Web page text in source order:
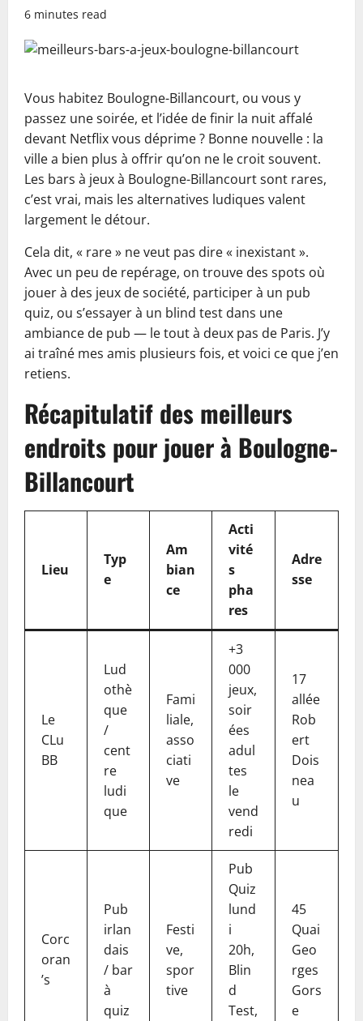
6 minutes read
Vous habitez Boulogne-Billancourt, ou vous y
passez une soirée, et l’idée de finir la nuit affalé
devant Netflix vous déprime ? Bonne nouvelle : la
ville a bien plus à offrir qu’on ne le croit souvent.
Les bars à jeux à Boulogne-Billancourt sont rares,
c’est vrai, mais les alternatives ludiques valent
largement le détour.
Cela dit, « rare » ne veut pas dire « inexistant ».
Avec un peu de repérage, on trouve des spots où
jouer à des jeux de société, participer à un pub
quiz, ou s’essayer à un blind test dans une
ambiance de pub — le tout à deux pas de Paris. J’y
ai traîné mes amis plusieurs fois, et voici ce que j’en
retiens.
Récapitulatif des meilleurs
endroits pour jouer à Boulogne-
Billancourt
Lieu
Typ
e
Am
bian
ce
Acti
vité
s
pha
res
Adre
sse
Le
CLu
BB
Lud
othè
que
/
cent
re
ludi
que
Fami
liale,
asso
ciati
ve
+3
000
jeux,
soir
ées
adul
tes
le
vend
redi
17
allée
Rob
ert
Dois
nea
u
Corc
oran
’s
Pub
irlan
dais
/ bar
à
quiz
Festi
ve,
spor
tive
Pub
Quiz
lund
i
20h,
Blin
d
Test,
45
Quai
Geo
rges
Gors
e